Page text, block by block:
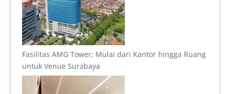
Fasilitas AMG Tower; Mulai dari Kantor hingga Ruang
untuk Venue Surabaya